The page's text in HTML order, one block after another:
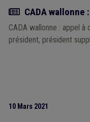
Actualité
CADA
CADA wallonne : appel
président, président
10 Mars 2021